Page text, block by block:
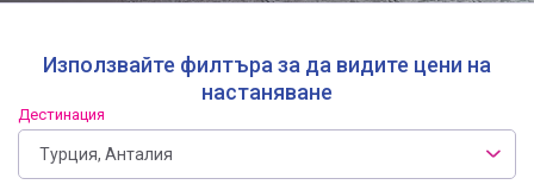
Използвайте филтъра за да видите цени на
настаняване
Дестинация
Турция, Анталия